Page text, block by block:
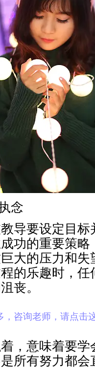
念
导要设定目标
功的重要策略
大的压力和失
的乐趣时，
丧。
，咨询老师，请点击
，意味着要
所有努力都会